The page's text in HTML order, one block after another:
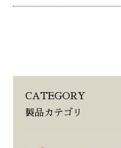
CATEGORY
製品カテゴリ